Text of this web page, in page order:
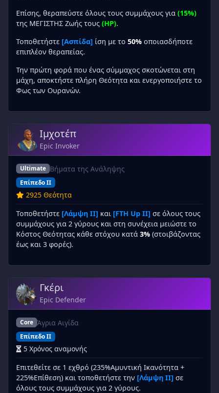
Επίσης, θεραπεύστε όλους τους συμμάχους για (15%)
της ΜΕΓΙΣΤΗΣ Ζωής τους (HP).
Τοποθετήστε [Ασπίδα] ίση με το 50% οποιασδήποτε
επιπλέον θεραπείας.
Την πρώτη φορά που ένας σύμμαχος σκοτώνεται στη
μάχη, αποκτήστε πλήρη Θεότητα και ενεργοποιήστε το
Φως των Ουρανών.
Ιμχοτέπ
Epic Invoker
Ultimate Βήματα της Ανάληψης
Επίπεδο II
2925 Θεότητα
Τοποθετήστε [Λάμψη II] και [FTH Up II] σε όλους τους
συμμάχους για 2 γύρους και στη συνέχεια μειώστε το
Κόστος Θεότητας κάθε στόχου κατά 3% (στοιβάζοντας
έως και 3 φορές).
Γκέρι
Epic Defender
Core Άγρια Αιγίδα
Επίπεδο II
5 Χρόνος αναμονής
Επιτεθείτε σε 1 εχθρό (235%Αμυντική Ικανότητα +
225%Επίθεση) και τοποθετήστε την [Λάμψη II] σε
όλους τους συμμάχους για 2 γύρους.